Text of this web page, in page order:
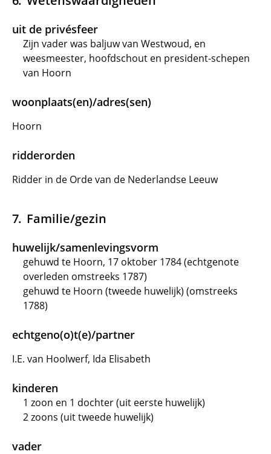
uit de privésfeer
Zijn vader was baljuw van Westwoud, en
weesmeester, hoofdschout en president-schepen
van Hoorn
woonplaats(en)/adres(sen)
Hoorn
ridderorden
Ridder in de Orde van de Nederlandse Leeuw
Familie/gezin
huwelijk/samenlevingsvorm
gehuwd te Hoorn, 17 oktober 1784 (echtgenote
overleden omstreeks 1787)
gehuwd te Hoorn (tweede huwelijk) (omstreeks
1788)
echtgeno(o)t(e)/partner
I.E. van Hoolwerf, Ida Elisabeth
kinderen
1 zoon en 1 dochter (uit eerste huwelijk)
2 zoons (uit tweede huwelijk)
vader